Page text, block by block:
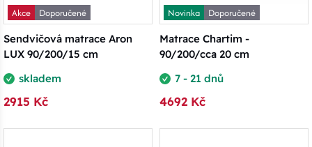
Akce
Doporučené
Sendvičová matrace Aron
LUX 90/200/15 cm
skladem
2915 Kč
Novinka
Doporučené
Matrace Chartim -
90/200/cca 20 cm
7 - 21 dnů
4692 Kč